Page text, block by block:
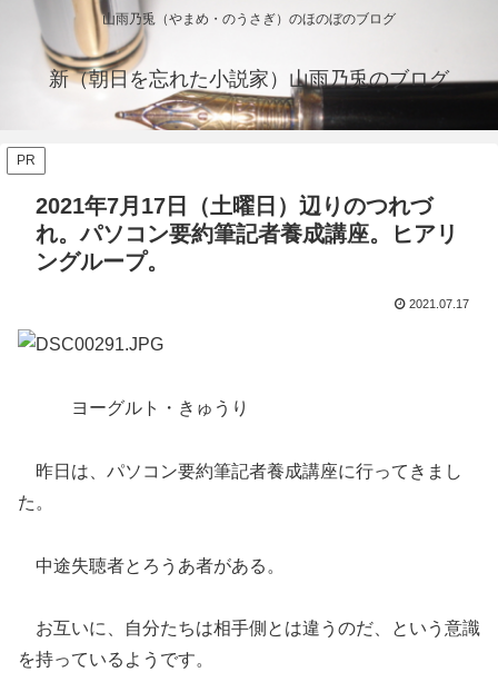
山雨乃兎（やまめ・のうさぎ）のほのぼのブログ
新（朝日を忘れた小説家）山雨乃兎のブログ
PR
2021年7月17日（土曜日）辺りのつれづ
れ。パソコン要約筆記者養成講座。ヒアリ
ングループ。
2021.07.17
ヨーグルト・きゅうり
昨日は、パソコン要約筆記者養成講座に行ってきまし
た。
中途失聴者とろうあ者がある。
お互いに、自分たちは相手側とは違うのだ、という意識
を持っているようです。